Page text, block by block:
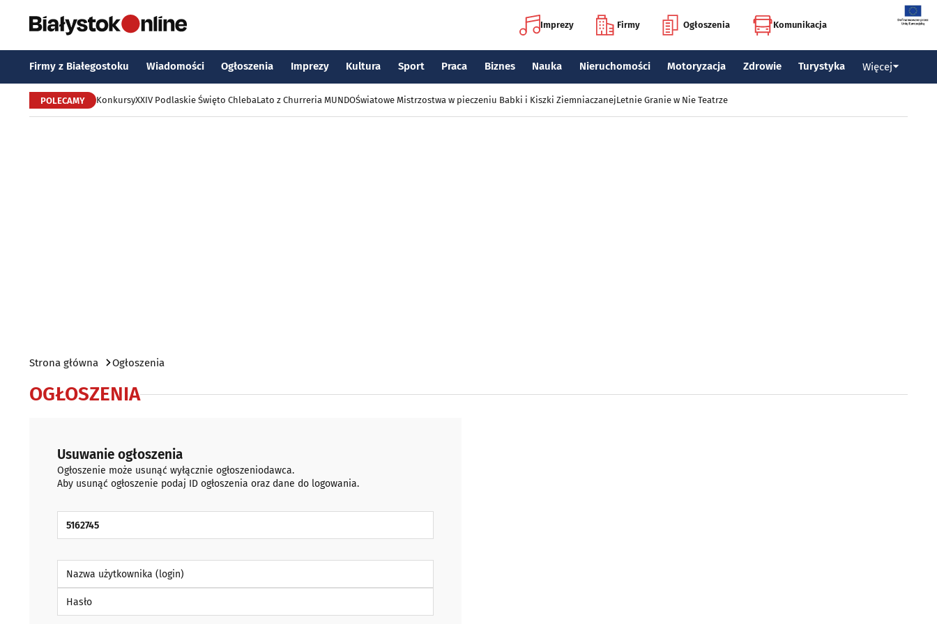
Imprezy Firmy Ogłoszenia Komunikacja
Firmy z Białegostoku Wiadomości Ogłoszenia Imprezy Kultura Sport Praca Biznes Nauka Nieruchomości Motoryzacja Zdrowie Turystyka Więcej
POLECAMY KonkursyXXIV Podlaskie Święto ChlebaLato z Churreria MUNDOŚwiatowe Mistrzostwa w pieczeniu Babki i Kiszki ZiemniaczanejLetnie Granie w Nie Teatrze
Strona główna Ogłoszenia
OGŁOSZENIA
Usuwanie ogłoszenia
Ogłoszenie może usunąć wyłącznie ogłoszeniodawca.
Aby usunąć ogłoszenie podaj ID ogłoszenia oraz dane do logowania.